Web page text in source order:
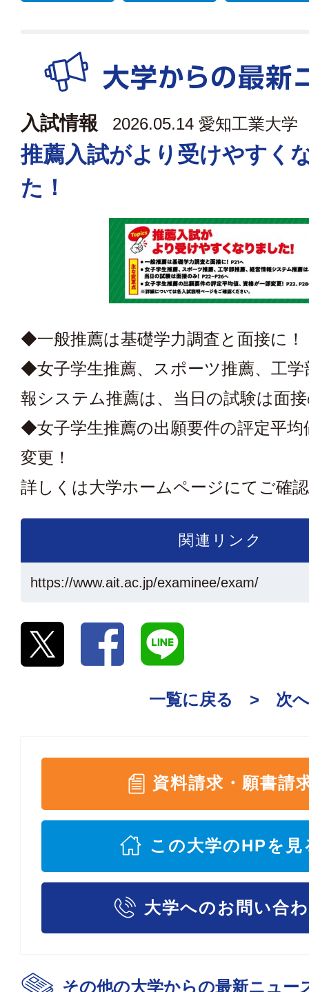
入試情報 2026.05.14 愛知工業大学
推薦入試がより受けやすく
た！
◆一般推薦は基礎学力調査と面接に！
◆女子学生推薦、スポーツ推薦、工学
報システム推薦は、当日の試験は面
◆女子学生推薦の出願要件の評定平均
変更！
詳しくは大学ホームページにてご確
関連リンク
https://www.ait.ac.jp/examinee/exam/
一覧に戻る > 次へ
資料請求・願書請
この大学のHPを見
大学へのお問い合
その他の大学からの最新ニュー